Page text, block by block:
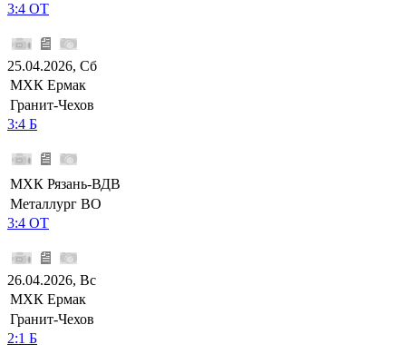
3:4 ОТ
25.04.2026, Сб
МХК Ермак
Гранит-Чехов
3:4 Б
МХК Рязань-ВДВ
Металлург ВО
3:4 ОТ
26.04.2026, Вс
МХК Ермак
Гранит-Чехов
2:1 Б